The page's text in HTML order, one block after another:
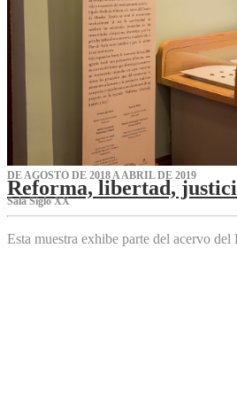
DE AGOSTO DE 2018 A ABRIL DE 2019
Reforma, libertad,
Sala Siglo XX
Esta muestra exhibe parte del acervo